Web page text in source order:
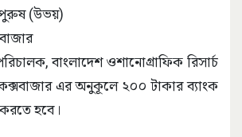
পুরুষ (উভয়)
বাংলাদেশ ওশানোগ্রাফিক রিসার্চ
কক্সবাজার এর অনুকূলে ২০০ টাকার ব্যাংক
হবে।